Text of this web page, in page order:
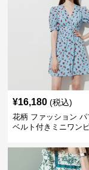
¥16,180 (税込)
花柄 ファッション
ベルト付きミニワン